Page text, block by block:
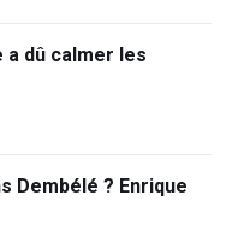
a dû calmer les
Dembélé ? Enrique